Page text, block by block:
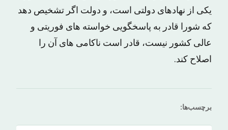
یکی از نهادهای دولتی است، و دولت اگر تشخیص دهد
که شورا قادر به پاسخگویی خواسته های فوریتی و
عالی کشور نیست، قادر است ناکامی های آن را
اصلاح کند.
برچسب‌ها: